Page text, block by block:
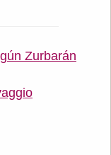
Zurbarán